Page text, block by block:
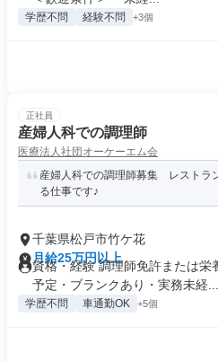
学歴不問 経験不問 +3個
正社員
産婦人科での調理師
医療法人社団オーケーエム会
産婦人科での調理師募集 レストラ
る仕事です♪
千葉県松戸市竹ケ花
月給25万円以上
資格・経験 調理師免許または
予定・ブランクあり・実務未経...
学歴不問 車通勤OK +5個